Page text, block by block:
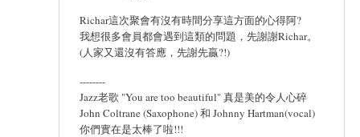
Richar這次聚會有沒有時間分享這方面的心得阿?
我想很多會員都會遇到這類的問題，先謝謝Richar。
(人家又還沒有答應，先謝先贏?!)
--------
Jazz老歌 "You are too beautiful" 真是美的令人心碎
John Coltrane (Saxophone) 和 Johnny Hartman(vocal)
你們實在是太棒了啦!!!